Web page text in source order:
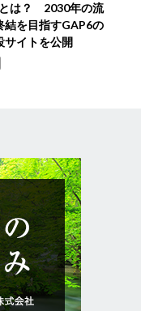
は？ 2030年の流
結を目指すGAP6の
サイトを公開